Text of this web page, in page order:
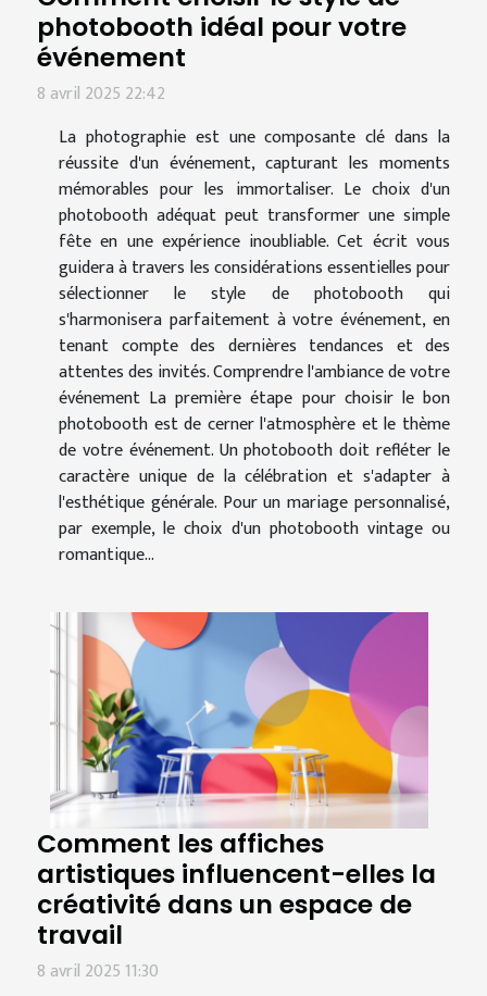
photobooth idéal pour votre
événement
8 avril 2025 22:42
La photographie est une composante clé dans la
réussite d'un événement, capturant les moments
mémorables pour les immortaliser. Le choix d'un
photobooth adéquat peut transformer une simple
fête en une expérience inoubliable. Cet écrit vous
guidera à travers les considérations essentielles pour
sélectionner le style de photobooth qui
s'harmonisera parfaitement à votre événement, en
tenant compte des dernières tendances et des
attentes des invités. Comprendre l'ambiance de votre
événement La première étape pour choisir le bon
photobooth est de cerner l'atmosphère et le thème
de votre événement. Un photobooth doit refléter le
caractère unique de la célébration et s'adapter à
l'esthétique générale. Pour un mariage personnalisé,
par exemple, le choix d'un photobooth vintage ou
romantique...
Comment les affiches
artistiques influencent-elles la
créativité dans un espace de
travail
8 avril 2025 11:30